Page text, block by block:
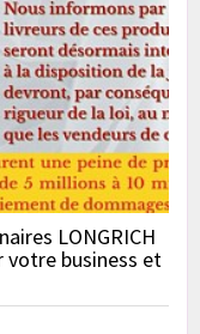
LONGRICH
business et